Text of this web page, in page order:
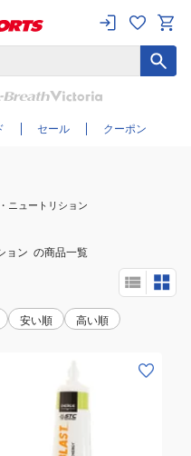
セール クーポン
込む
ニュートリション
ョン の商品一覧
安い順 高い順